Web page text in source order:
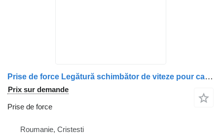
Prise de force Legătură schimbător de viteze pour camion MAN 81326706278 / 81326605092
Prix sur demande
Prise de force
Roumanie, Cristesti